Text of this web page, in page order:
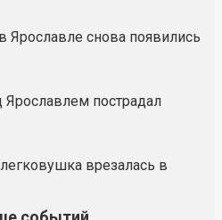
Ярославле снова появились
пострадал
врезалась в